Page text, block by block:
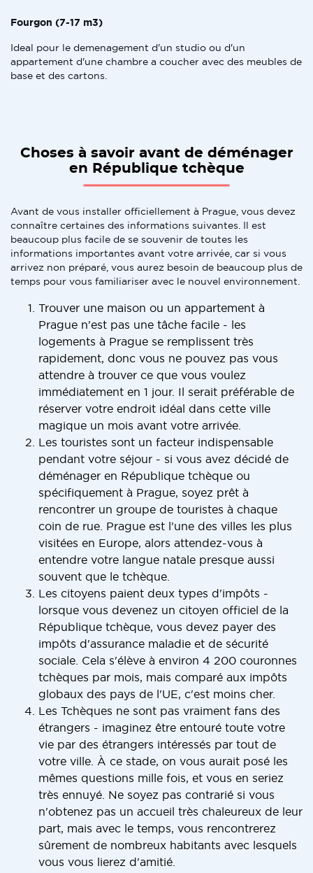
Fourgon (7-17 m3)
Ideal pour le demenagement d'un studio ou d'un
appartement d'une chambre a coucher avec des meubles de
base et des cartons.
Choses à savoir avant de déménager
en République tchèque
Avant de vous installer officiellement à Prague, vous devez
connaître certaines des informations suivantes. Il est
beaucoup plus facile de se souvenir de toutes les
informations importantes avant votre arrivée, car si vous
arrivez non préparé, vous aurez besoin de beaucoup plus de
temps pour vous familiariser avec le nouvel environnement.
Trouver une maison ou un appartement à
Prague n'est pas une tâche facile - les
logements à Prague se remplissent très
rapidement, donc vous ne pouvez pas vous
attendre à trouver ce que vous voulez
immédiatement en 1 jour. Il serait préférable de
réserver votre endroit idéal dans cette ville
magique un mois avant votre arrivée.
Les touristes sont un facteur indispensable
pendant votre séjour - si vous avez décidé de
déménager en République tchèque ou
spécifiquement à Prague, soyez prêt à
rencontrer un groupe de touristes à chaque
coin de rue. Prague est l'une des villes les plus
visitées en Europe, alors attendez-vous à
entendre votre langue natale presque aussi
souvent que le tchèque.
Les citoyens paient deux types d'impôts -
lorsque vous devenez un citoyen officiel de la
République tchèque, vous devez payer des
impôts d'assurance maladie et de sécurité
sociale. Cela s'élève à environ 4 200 couronnes
tchèques par mois, mais comparé aux impôts
globaux des pays de l'UE, c'est moins cher.
Les Tchèques ne sont pas vraiment fans des
étrangers - imaginez être entouré toute votre
vie par des étrangers intéressés par tout de
votre ville. À ce stade, on vous aurait posé les
mêmes questions mille fois, et vous en seriez
très ennuyé. Ne soyez pas contrarié si vous
n'obtenez pas un accueil très chaleureux de leur
part, mais avec le temps, vous rencontrerez
sûrement de nombreux habitants avec lesquels
vous vous lierez d'amitié.